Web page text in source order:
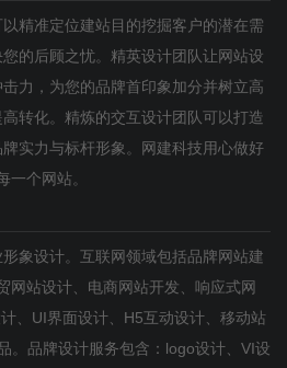
精准定位建站目的挖掘客户的潜在需
的后顾之忧。精英设计团队让网站设
力，为您的品牌首印象加分并树立高
转化。精炼的交互设计团队可以打造
实力与标杆形象。网建科技用心做好
一个网站。
象设计。互联网领域包括品牌网站建
网站设计、电商网站开发、响应式网
、UI界面设计、H5互动设计、移动站
。品牌设计服务包含：logo设计、VI设